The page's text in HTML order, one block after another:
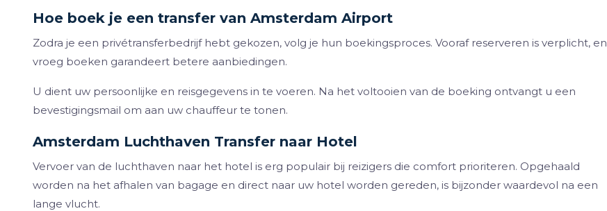
Hoe boek je een transfer van Amsterdam Airport
Zodra je een privétransferbedrijf hebt gekozen, volg je hun boekingsproces. Vooraf reserveren is verplicht, en
vroeg boeken garandeert betere aanbiedingen.
U dient uw persoonlijke en reisgegevens in te voeren. Na het voltooien van de boeking ontvangt u een
bevestigingsmail om aan uw chauffeur te tonen.
Amsterdam Luchthaven Transfer naar Hotel
Vervoer van de luchthaven naar het hotel is erg populair bij reizigers die comfort prioriteren. Opgehaald
worden na het afhalen van bagage en direct naar uw hotel worden gereden, is bijzonder waardevol na een
lange vlucht.